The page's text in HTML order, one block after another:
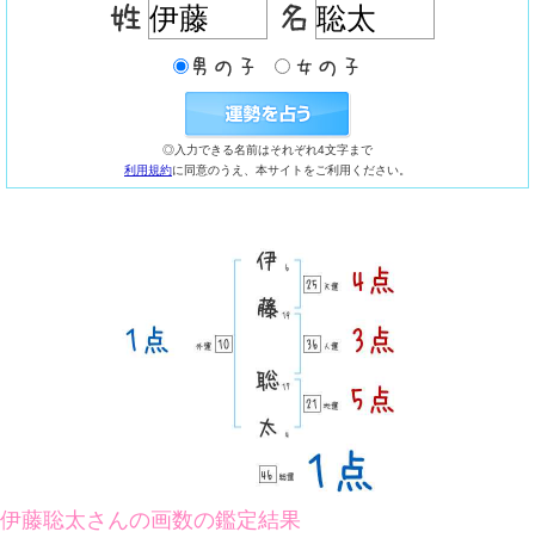
◎入力できる名前はそれぞれ4文字まで
利用規約に同意のうえ、本サイトをご利用ください。
伊藤聡太さんの画数の鑑定結果